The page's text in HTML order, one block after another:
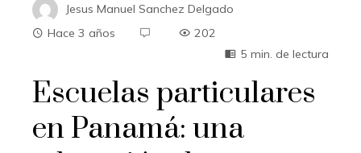
Jesus Manuel Sanchez Delgado
Hace 3 años
202
5 min. de lectura
Escuelas particulares
en Panamá: una